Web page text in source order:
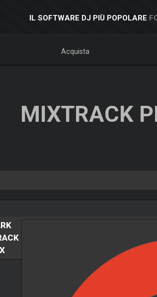
IL SOFTWARE DJ PIÙ POPOLARE
Acquista
MIXTRACK